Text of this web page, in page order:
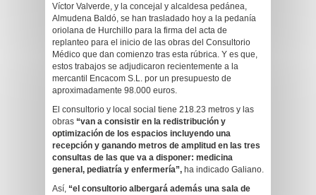
Víctor Valverde, y la concejal y alcaldesa pedánea,
Almudena Baldó, se han trasladado hoy a la pedanía
oriolana de Hurchillo para la firma del acta de
replanteo para el inicio de las obras del Consultorio
Médico que dan comienzo tras esta rúbrica. Y es que,
estos trabajos se adjudicaron recientemente a la
mercantil Encacom S.L. por un presupuesto de
aproximadamente 98.000 euros.
El consultorio y local social tiene 218.23 metros y las
obras “van a consistir en la redistribución y
optimización de los espacios incluyendo una
recepción y ganando metros de amplitud en las tres
consultas de las que va a disponer: medicina
general, pediatría y enfermería”, ha indicado Galiano.
Así, “el consultorio albergará además una sala de